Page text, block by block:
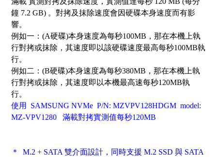
鐘 7.2 GB) 。對拷及抹除速度會因硬碟本身速度而有影
響。
例如一：(A硬碟)本身速度為每秒100MB，那在本機上執
行對拷或抹除，其速度即以該硬碟速度最高每秒100MB執
行。
例如二：(B硬碟)本身速度為每秒380MB，那在本機上執
行對拷或抹除，其速度即以本機最高速每秒120MB執
行。
使用 SAMSUNG NVMe P/N: MZVPV128HDGM model:
MZ-VPV1280 滿載對拷實測值每秒120MB
＊ M.2 + SATA 雙介面設計，同時支援 M.2 SSD 與 SATA